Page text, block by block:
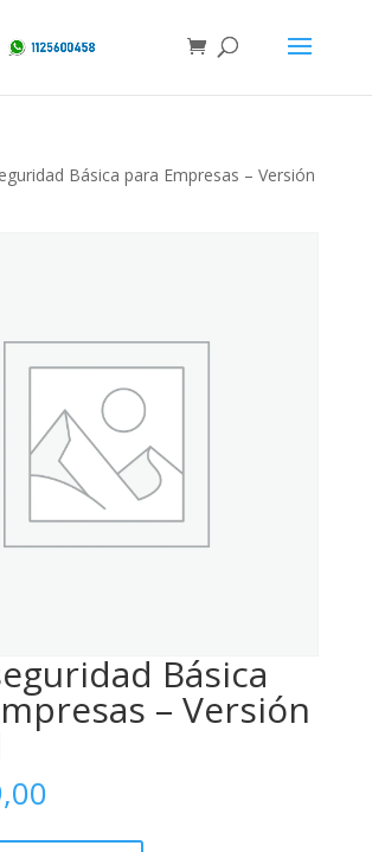
Básica para Empresas – Versión
Básica
– Versión